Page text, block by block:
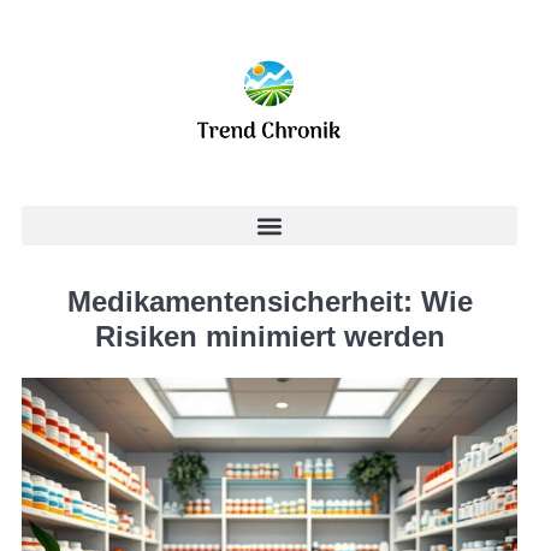
Medikamentensicherheit: Wie
Risiken minimiert werden